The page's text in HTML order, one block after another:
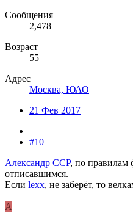
Сообщения
2,478
Возраст
55
Адрес
Москва, ЮАО
21 Фев 2017
#10
Александр ССР, по правилам
отписавшимся.
Если lexx, не заберёт, то
А